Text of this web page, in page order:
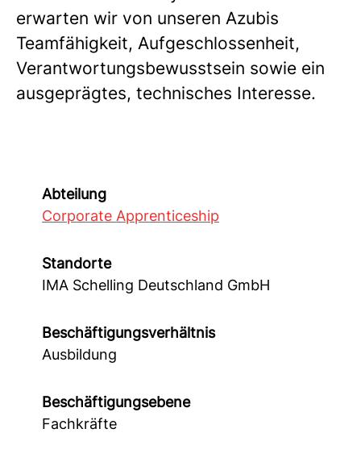
erwarten wir von unseren Azubis
Teamfähigkeit, Aufgeschlossenheit,
Verantwortungsbewusstsein sowie ein
ausgeprägtes, technisches Interesse.
Abteilung
Corporate Apprenticeship
Standorte
IMA Schelling Deutschland GmbH
Beschäftigungsverhältnis
Ausbildung
Beschäftigungsebene
Fachkräfte